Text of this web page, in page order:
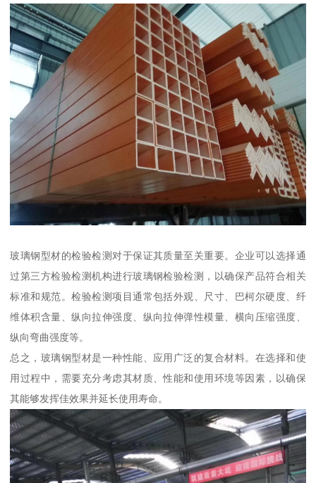
玻璃钢型材的检验检测对于保证其质量至关重要。企业可以选择通
过第三方检验检测机构进行玻璃钢检验检测，以确保产品符合相关
标准和规范。检验检测项目通常包括外观、尺寸、巴柯尔硬度、纤
维体积含量、纵向拉伸强度、纵向拉伸弹性模量、横向压缩强度、
纵向弯曲强度等。
总之，玻璃钢型材是一种性能、应用广泛的复合材料。在选择和使
用过程中，需要充分考虑其材质、性能和使用环境等因素，以确保
其能够发挥佳效果并延长使用寿命。